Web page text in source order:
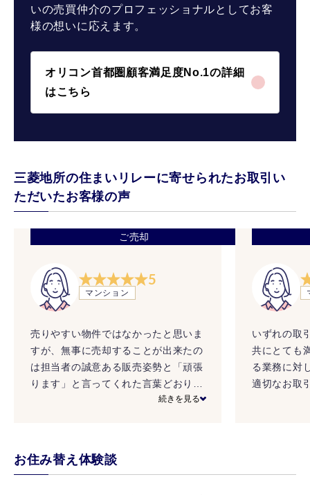
いの売買仲介のプロフェッショナルとしてお客
様の想いに応えます。
オリコン首都圏顧客満足度No.1の詳細
はこちら
三菱地所の住まいリレーに寄せられたお取引い
ただいたお客様の声
ご売却
5
マンション
売りやすい物件ではなかったと思いま
すが、無事に売却することが出来たの
は担当者の誠意ある販売姿勢と「頑張
ります」と言ってくれた言葉どおりに
努力いただいたからと感謝していま
ってくれた担当者さんが素晴らしいと
続きを見る
いずれの取
共にとても
る業務に対
適切なお取
お住み替え体験談